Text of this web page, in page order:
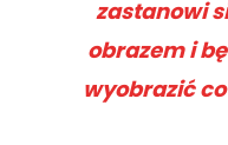
zastanowi
obrazem i
wyobrazić